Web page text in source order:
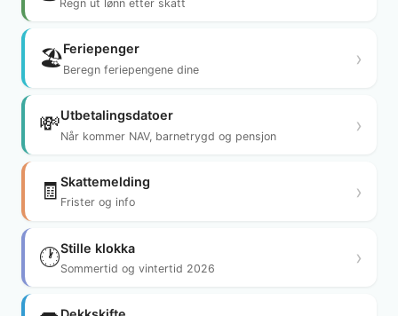
Regn ut lønn etter skatt
🏖️Feriepenger
Beregn feriepengene dine ›
💸Utbetalingsdatoer
Når kommer NAV, barnetrygd og pensjon ›
🧾 Skattemelding
Frister og info ›
🕐Stille klokka
Sommertid og vintertid 2026 ›